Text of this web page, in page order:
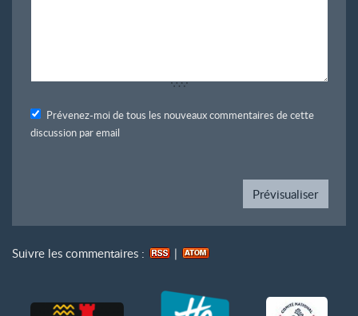
Prévenez-moi de tous les nouveaux commentaires de cette
discussion par email
Suivre les commentaires : |